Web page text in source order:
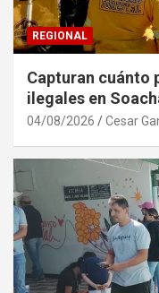
REGIONAL
Capturan cuánto
ilegales en
04/08/2026 Cesar